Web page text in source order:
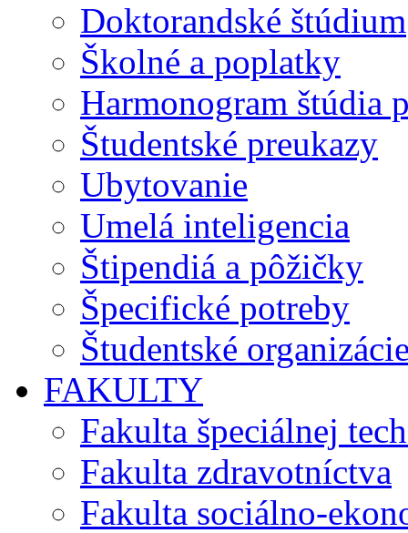
Doktorandské štúdium
Školné a poplatky
Harmonogram štúdia
Študentské preukazy
Ubytovanie
Umelá inteligencia
Štipendiá a pôžičky
Špecifické potreby
Študentské
FAKULTY
Fakulta špeciálnej
Fakulta zdravotníctva
Fakulta sociálno-